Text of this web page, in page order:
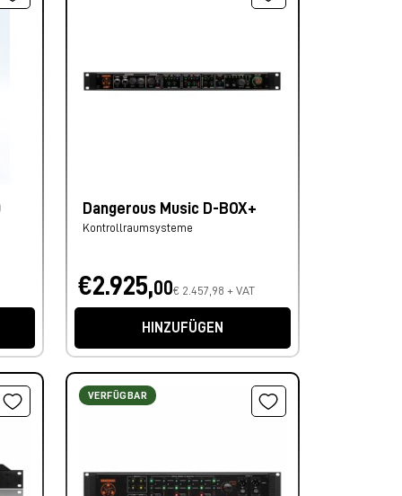
Dangerous Music D-BOX+
Kontrollraumsysteme
€2.925,00€ 2.457,98 + VAT
HINZUFÜGEN
VERFÜGBAR